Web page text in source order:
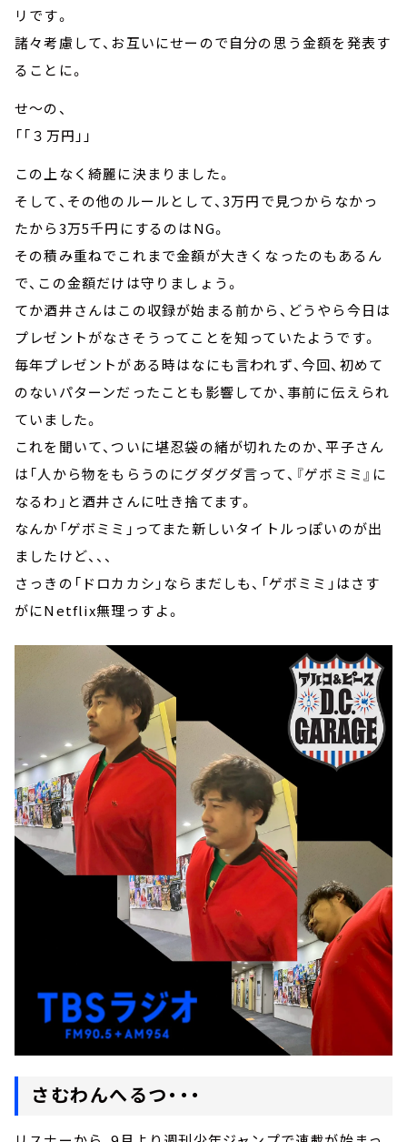
リです。
諸々考慮して、お互いにせーので自分の思う金額を発表す
ることに。
せ～の、
「「３万円」」
この上なく綺麗に決まりました。
そして、その他のルールとして、3万円で見つからなかっ
たから3万5千円にするのはNG。
その積み重ねでこれまで金額が大きくなったのもあるん
で、この金額だけは守りましょう。
てか酒井さんはこの収録が始まる前から、どうやら今日は
プレゼントがなさそうってことを知っていたようです。
毎年プレゼントがある時はなにも言われず、今回、初めて
のないパターンだったことも影響してか、事前に伝えられ
ていました。
これを聞いて、ついに堪忍袋の緒が切れたのか、平子さん
は「人から物をもらうのにグダグダ言って、『ゲボミミ』に
なるわ」と酒井さんに吐き捨てます。
なんか「ゲボミミ」ってまた新しいタイトルっぽいのが出
ましたけど、、、
さっきの「ドロカカシ」ならまだしも、「ゲボミミ」はさす
がにNetflix無理っすよ。
さむわんへるつ・・・